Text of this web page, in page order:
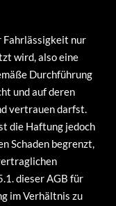
nur
wird, also eine
Durchführung
und auf deren
vertrauen darfst.
die Haftung jedoch
Schaden begrenzt,
dieser AGB für
im Verhältnis zu